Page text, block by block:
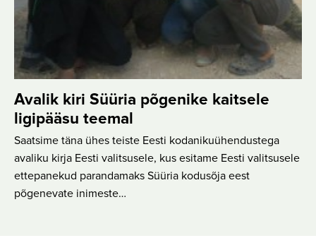
Avalik kiri Süüria põgenike kaitsele
ligipääsu teemal
Saatsime täna ühes teiste Eesti kodanikuühendustega
avaliku kirja Eesti valitsusele, kus esitame Eesti valitsusele
ettepanekud parandamaks Süüria kodusõja eest
põgenevate inimeste…